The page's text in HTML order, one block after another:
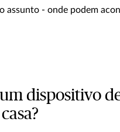
assunto - onde podem
dispositivo